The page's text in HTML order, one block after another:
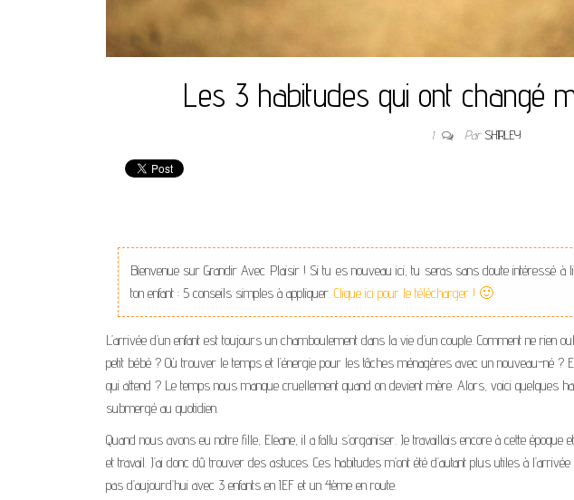
Les 3 habitudes qui ont changé
1 Par SHIRLEY
Bienvenue sur Grandir Avec Plaisir ! Si tu es nouveau ici, tu seras sans doute intéressé
ton enfant : 5 conseils simples à appliquer. Clique ici pour le télécharger ! 🙂
L’arrivée d’un enfant est toujours un chamboulement dans la vie d’un couple. Comment ne rien
petit bébé ? Où trouver le temps et l’énergie pour les tâches ménagères avec un nouveau-né ?
qui attend ? Le temps nous manque cruellement quand on devient mère. Alors, voici quelques
submergé au quotidien.
Quand nous avons eu notre fille, Eleane, il a fallu s’organiser. Je travaillais encore à cette époque
et travail. J’ai donc dû trouver des astuces. Ces habitudes m’ont été d’autant plus utiles à
pas d’aujourd’hui avec 3 enfants en IEF et un 4ème en route.